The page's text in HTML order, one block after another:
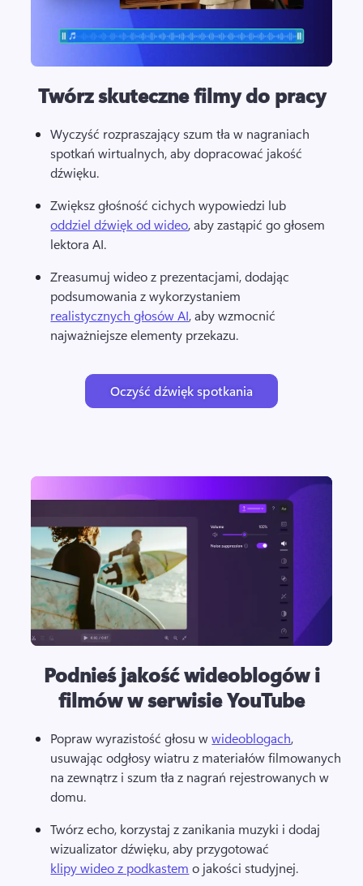
Twórz skuteczne filmy do pracy
Wyczyść rozpraszający szum tła w nagraniach
spotkań wirtualnych, aby dopracować jakość
dźwięku.
Zwiększ głośność cichych wypowiedzi lub
oddziel dźwięk od wideo, aby zastąpić go głosem
lektora AI.
Zreasumuj wideo z prezentacjami, dodając
podsumowania z wykorzystaniem
realistycznych głosów AI, aby wzmocnić
najważniejsze elementy przekazu.
Oczyść dźwięk spotkania
Podnieś jakość wideoblogów i
filmów w serwisie YouTube
Popraw wyrazistość głosu w wideoblogach,
usuwając odgłosy wiatru z materiałów filmowanych
na zewnątrz i szum tła z nagrań rejestrowanych w
domu.
Twórz echo, korzystaj z zanikania muzyki i dodaj
wizualizator dźwięku, aby przygotować
klipy wideo z podkastem o jakości studyjnej.